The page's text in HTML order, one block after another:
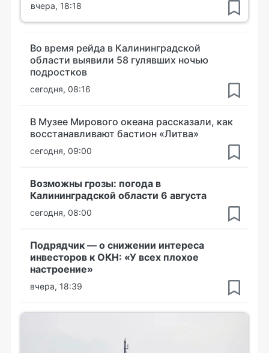
вчера, 18:18
Во время рейда в Калининградской
области выявили 58 гулявших ночью
подростков
сегодня, 08:16
В Музее Мирового океана рассказали, как
восстанавливают бастион «Литва»
сегодня, 09:00
Возможны грозы: погода в
Калининградской области 6 августа
сегодня, 08:00
Подрядчик — о снижении интереса
инвесторов к ОКН: «У всех плохое
настроение»
вчера, 18:39